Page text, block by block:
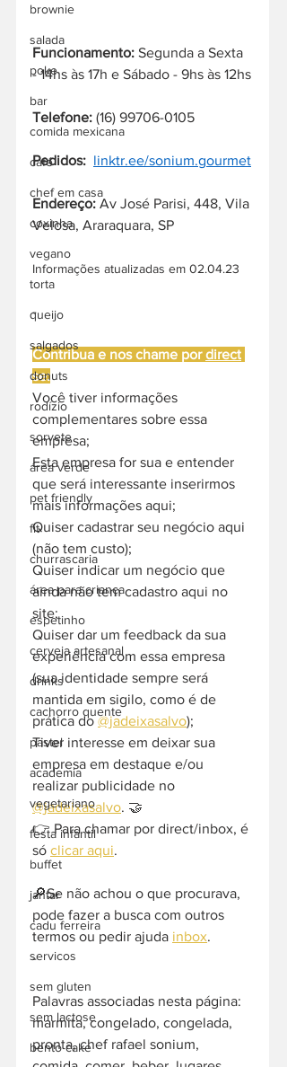
brownie
salada
poke
bar
comida mexicana
café
chef em casa
coxinha
vegano
torta
queijo
salgados
donuts
rodízio
sorvete
área verde
pet friendly
fit
churrascaria
área para criança
espetinho
cerveja artesanal
drinks
cachorro quente
pastel
academia
vegetariano
festa infantil
buffet
jantar
cadu ferreira
servicos
sem gluten
sem lactose
bento cake
Funcionamento: Segunda a Sexta
- 14hs às 17h e Sábado - 9hs às 12hs
Telefone: (16) 99706-0105
Pedidos: linktr.ee/sonium.gourmet
Endereço: Av José Parisi, 448, Vila
Velosa, Araraquara, SP
Informações atualizadas em 02.04.23
-
Contribua e nos chame por direct
se:
Você tiver informações
complementares sobre essa
empresa;
Esta empresa for sua e entender
que será interessante inserirmos
mais informações aqui;
Quiser cadastrar seu negócio aqui
(não tem custo);
Quiser indicar um negócio que
ainda não tem cadastro aqui no
site;
Quiser dar um feedback da sua
experiência com essa empresa
(sua identidade sempre será
mantida em sigilo, como é de
prática do @jadeixasalvo);
Tiver interesse em deixar sua
empresa em destaque e/ou
realizar publicidade no
@jadeixasalvo. 🤝
👉 Para chamar por direct/inbox, é
só clicar aqui.
🔎Se não achou o que procurava,
pode fazer a busca com outros
termos ou pedir ajuda inbox.
-
Palavras associadas nesta página:
marmita, congelado, congelada,
pronta, chef rafael sonium,